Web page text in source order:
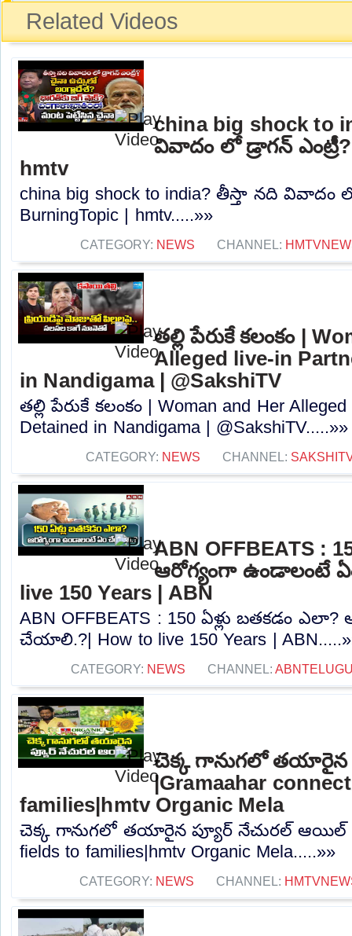
Related Videos
china big shock to
వివాదం లో డ్రాగన్
hmtv
china big shock to india? తీస్తా నది వివాదం
BurningTopic | hmtv.....»»
CATEGORY: NEWS CHANNEL:
తల్లి పేరుకే కలంకం |
Alleged live-in
in Nandigama | @SakshiTV
తల్లి పేరుకే కలంకం | Woman and Her
Detained in Nandigama | @SakshiTV.....»»
CATEGORY: NEWS CHANNEL:
ABN OFFBEATS :
ఆరోగ్యంగా ఉండాలంటే
live 150 Years | ABN
ABN OFFBEATS : 150 ఏళ్లు బతకడం
చేయాలి.?| How to live 150 Years |
CATEGORY: NEWS CHANNEL:
చెక్క గానుగలో తయారైన
|Gramaahar
families|hmtv Organic Mela
చెక్క గానుగలో తయారైన ప్యూర్ నేచురల్ ఆయిల్
fields to families|hmtv Organic Mela.....»»
CATEGORY: NEWS CHANNEL: